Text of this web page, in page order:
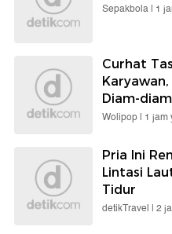
Sepakbola | 1
Curhat
Diam-diam
Wolipop | 1 jam
Pria Ini
Lintasi
Tidur
detikTravel | 2